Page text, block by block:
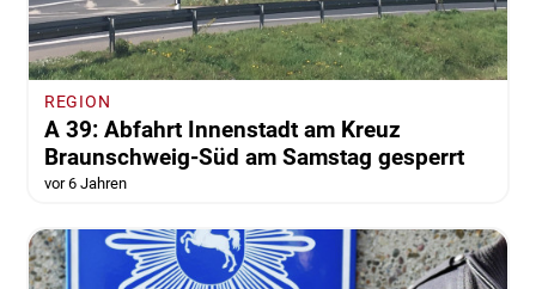
REGION
A 39: Abfahrt Innenstadt am Kreuz
Braunschweig-Süd am Samstag gesperrt
vor 6 Jahren